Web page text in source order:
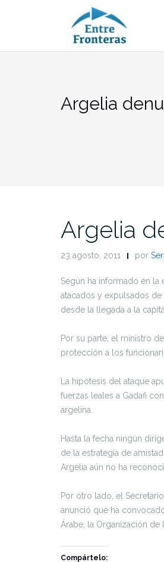
Argelia
Argelia
23 agosto, 2011 por
Según ha informado en la
atacados y expulsados de
desde la llegada a la
Por su parte, el ministro
protección a los
La hipótesis del ataque
fuerzas leales a Gadafi
argelina.
Hasta la fecha ningún
de la estrategia de
Argelia aún no ha
Por otro lado, el
anunció que ha
Árabe, la Organización de
Compártelo: